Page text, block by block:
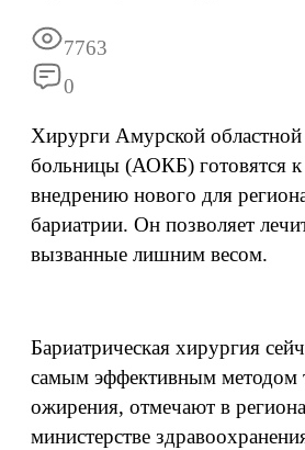
7763
0
Хирурги Амурской областной
больницы (АОКБ) готовятся
внедрению нового для
бариатрии. Он позволяет
вызванные лишним весом.
Бариатрическая хирургия
самым эффективным
ожирения, отмечают в
министерстве